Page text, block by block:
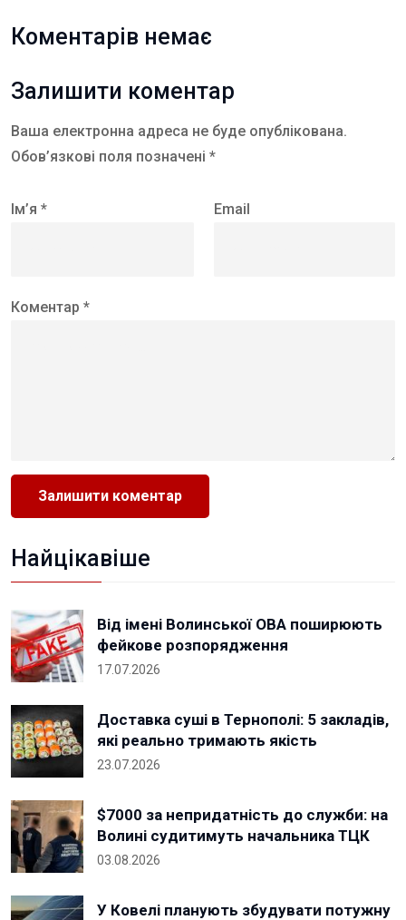
Коментарів немає
Залишити коментар
Ваша електронна адреса не буде опублікована.
Обов’язкові поля позначені *
Ім’я * Email
Коментар *
Найцікавіше
Від імені Волинської ОВА поширюють
фейкове розпорядження
17.07.2026
Доставка суші в Тернополі: 5 закладів,
які реально тримають якість
23.07.2026
$7000 за непридатність до служби: на
Волині судитимуть начальника ТЦК
03.08.2026
У Ковелі планують збудувати потужну